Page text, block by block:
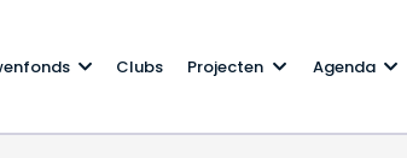
Clubs Projecten Agenda